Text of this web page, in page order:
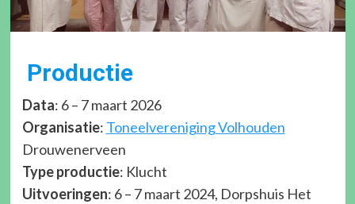
Productie
Data: 6 – 7 maart 2026
Organisatie: Toneelvereniging Volhouden
Drouwenerveen
Type productie: Klucht
Uitvoeringen: 6 – 7 maart 2024, Dorpshuis Het